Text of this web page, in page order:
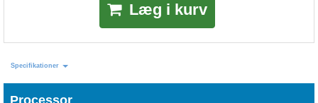
Læg i kurv
Specifikationer